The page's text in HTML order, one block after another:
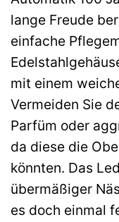
lange Freude
einfache
mit einem
Vermeiden Sie
Parfüm oder
da diese die
könnten. Das
übermäßiger
es doch einmal